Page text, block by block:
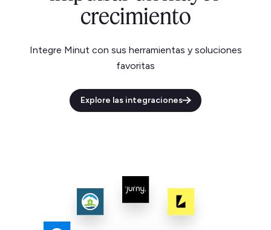
crecimiento
Integre Minut con sus herramientas y soluciones
favoritas
Explore las integraciones